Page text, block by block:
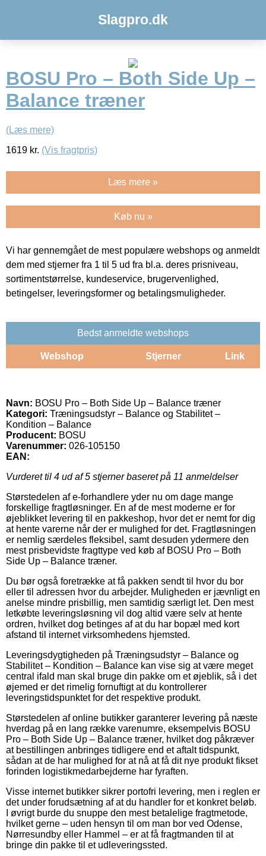
Slagpro.dk
BOSU Pro – Both Side Up –
Balance træner
(Læs mere)
1619 kr. (Vis fragtpris)
Læs mere »
Køb nu »
Vi har gennemgået de mest populære webshops og anmeldt
dem med stjerner fra 1 til 5 ud fra bl.a. deres prisniveau,
sortimentstørrelse, kundeservice, brugervenlighed,
betingelser, leveringsformer og betalingsmuligheder.
Bedst anmeldte webshops
Webshop Stjerner Link
Navn: BOSU Pro – Both Side Up – Balance træner
Kategori: Træningsudstyr – Balance og Stabilitet –
Kondition – Balance
Producent: BOSU
Varenummer: 026-105150
EAN:
Vurderet til 4 ud af 5 stjerner baseret på 11 anmeldelser
Størstedelen af e-forhandlere yder nu om dage mange
forskellige fragtløsninger. En af de mest moderne er for
øjeblikket levering til en pakkeshop, hvor det er nemt for dig
at hente varerne når der er mulighed for det. Fragtløsningen
er nemlig særdeles fleksibel, samt desuden ydermere den
mest prisbevidste fragttype ved køb af BOSU Pro – Both
Side Up – Balance træner.
Du bør også foretrække at få pakken sendt til hvor du bor
eller til adressen hvor du arbejder. Muligheden er jævnligt en
anelse mindre prisbillig, men samtidig særligt let. Den mest
letkøbte leveringsløsning vil dog altid være selv at hente
ordren, hvilket dog betinges af at du har bopæl med kort
afstand til internet virksomhedens hjemsted.
Leveringsdygtigheden på Træningsudstyr – Balance og
Stabilitet – Kondition – Balance kan vise sig at være meget
central ifald man skal bruge din pakke om et øjeblik, så i det
øjemed er det rimelig fornuftigt at du kontrollerer
leveringstidspunktet for det respektive produkt.
Størstedelen af online butikker garanterer levering på næste
hverdag på en lang række varenumre, eksempelvis BOSU
Pro – Both Side Up – Balance træner, hvilket dog påkræver
at bestillingen anbringes tidligere end et aftalt tidspunkt,
sådan at de har mulighed for at nå at få dit nye produkt fikset
forinden logistikmedarbejderne har fyraften.
Visse internet butikker sikrer portofri levering, men i reglen er
det under forudsætning af at du handler for et konkret beløb.
I øvrigt burde du snuppe den mest betalelige fragtmetode,
hvilket gerne – uden hensyn til om man bor ved Odense,
Nørresundby eller Hammel – er at få fragtmanden til at
bringe din pakke til et udleveringssted.